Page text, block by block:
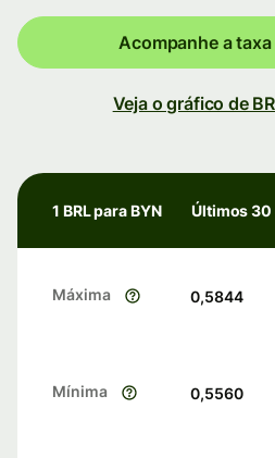
Acompanhe a
Veja o gráfico de
1 BRL para BYN Últimos 30
Máxima 0,5844
Mínima 0,5560